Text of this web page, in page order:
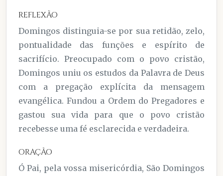
REFLEXÃO
Domingos distinguia-se por sua retidão, zelo,
pontualidade das funções e espírito de
sacrifício. Preocupado com o povo cristão,
Domingos uniu os estudos da Palavra de Deus
com a pregação explícita da mensagem
evangélica. Fundou a Ordem do Pregadores e
gastou sua vida para que o povo cristão
recebesse uma fé esclarecida e verdadeira.
ORAÇÃO
Ó Pai, pela vossa misericórdia, São Domingos